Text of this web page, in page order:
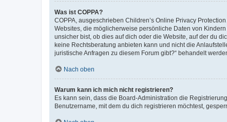
Was ist COPPA?
COPPA, ausgeschrieben Children’s Online Privacy
Websites, die möglicherweise persönliche Daten von
unsicher bist, ob dies auf dich oder die Website, auf der du
keine Rechtsberatung anbieten kann und nicht die
juristische Anfragen zu diesem Forum gibt?“ behandelt
Nach oben
Warum kann ich mich nicht registrieren?
Es kann sein, dass die Board-Administration die
Benutzername, mit dem du dich registrieren möchtest,